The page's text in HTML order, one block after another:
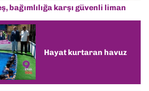
bağımlılığa karşı güvenli liman
Hayat kurtaran havuz